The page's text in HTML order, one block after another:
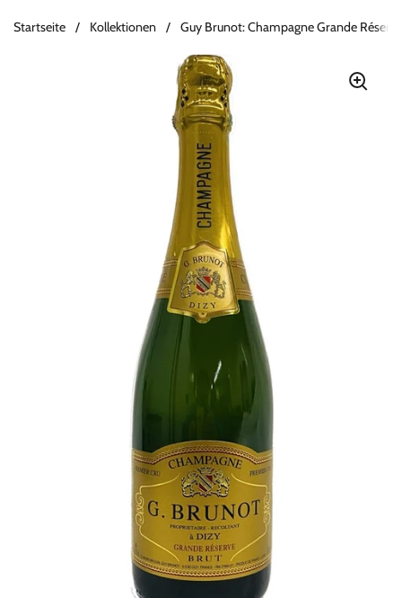
Startseite / Kollektionen / Guy Brunot: Champagne Grande